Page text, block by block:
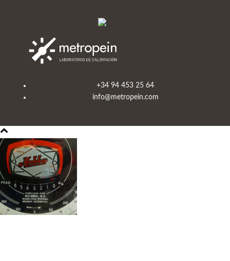
+34 94 453 25 64
info@metropein.com